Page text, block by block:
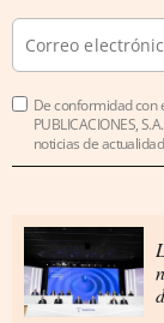
De conformidad con
PUBLICACIONES,
noticias de